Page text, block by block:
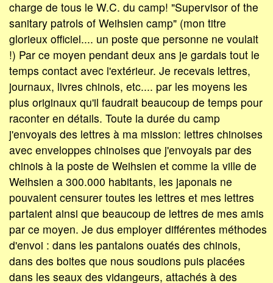
charge de tous le W.C. du camp! "Supervisor of the
sanitary patrols of Weihsien camp" (mon titre
glorieux officiel.... un poste que personne ne voulait
!) Par ce moyen pendant deux ans je gardais tout le
temps contact avec l'extérieur. Je recevais lettres,
journaux, livres chinois, etc.... par les moyens les
plus originaux qu'il faudrait beaucoup de temps pour
raconter en détails. Toute la durée du camp
j'envoyais des lettres à ma mission: lettres chinoises
avec enveloppes chinoises que j'envoyais par des
chinois à la poste de Weihsien et comme la ville de
Weihsien a 300.000 habitants, les japonais ne
pouvaient censurer toutes les lettres et mes lettres
partaient ainsi que beaucoup de lettres de mes amis
par ce moyen. Je dus employer différentes méthodes
d'envoi : dans les pantalons ouatés des chinois,
dans des boites que nous soudions puis placées
dans les seaux des vidangeurs, attachés à des